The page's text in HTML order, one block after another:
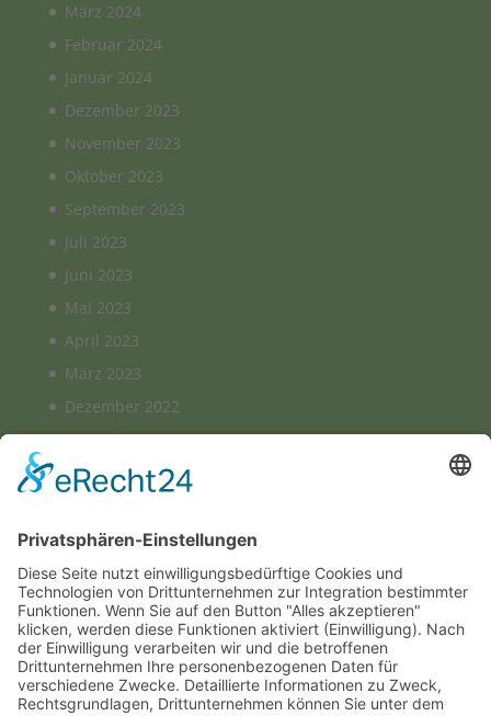
März 2024
Februar 2024
Januar 2024
Dezember 2023
November 2023
Oktober 2023
September 2023
Juli 2023
Juni 2023
Mai 2023
April 2023
März 2023
Dezember 2022
November 2022
August 2022
Januar 2022
August 2021
Februar 2021
Januar 2021
Juli 2020
Juni 2020